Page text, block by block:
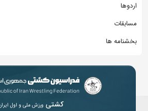
اردوها
مسابقات
بخشنامه ها
کشتی ورزش ملی و اول